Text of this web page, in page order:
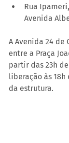
Rua
Avenida
A Avenida 24
entre a Praça
partir das 23h
liberação às
da estrutura.